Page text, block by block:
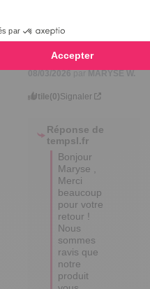
C'est OK
Avis du16/04/2026
une expérience du
08/03/2026 parMARYSE W.
Utile(0)Signaler
Réponse de
tempsl.fr
Bonjour
Maryse ,
Merci
beaucoup
pour votre
retour !
Nous
sommes
ravis que
notre
produit